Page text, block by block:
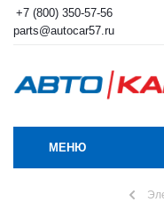
+7 (800) 350-57-56
parts@autocar57.ru
МЕНЮ